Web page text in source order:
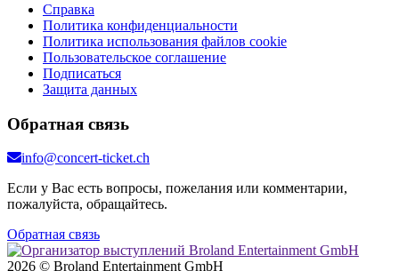
Справка
Политика конфиденциальности
Политика использования файлов cookie
Пользовательское соглашение
Подписаться
Защита данных
Обратная связь
info@concert-ticket.ch
Если у Вас есть вопросы, пожелания или комментарии,
пожалуйста, обращайтесь.
Обратная связь
2026 © Broland Entertainment GmbH